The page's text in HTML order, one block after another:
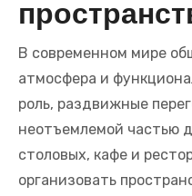
В современном мире
атмосфера и
роль, раздвижные
неотъемлемой частью
столовых, кафе и
организовать